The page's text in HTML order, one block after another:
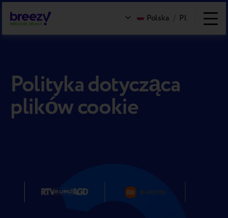
Polska / Pl
Polityka dotycząca
plików cookie